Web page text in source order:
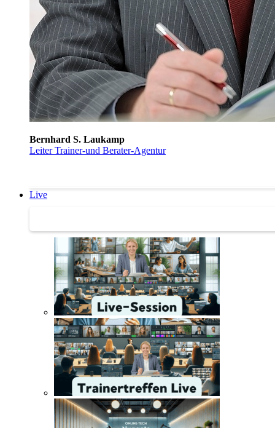
Bernhard S. Laukamp
Leiter Trainer-und Berater-Agentur
Live